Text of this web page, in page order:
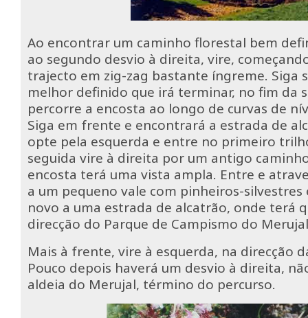
Ao encontrar um caminho florestal bem
ao segundo desvio à direita, vire,
trajecto em zig-zag bastante íngreme. Siga
melhor definido que irá terminar, no fim da
percorre a encosta ao longo de curvas de
Siga em frente e encontrará a estrada de
opte pela esquerda e entre no primeiro
seguida vire à direita por um antigo
encosta terá uma vista ampla. Entre e
a um pequeno vale com pinheiros-silvestres
novo a uma estrada de alcatrão, onde terá
direcção do Parque de Campismo do
Mais à frente, vire à esquerda, na direcção
Pouco depois haverá um desvio à direita,
aldeia do Merujal, término do percurso.